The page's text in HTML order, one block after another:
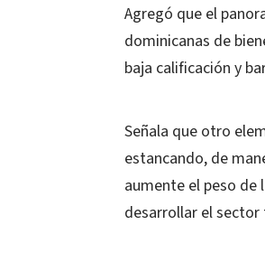
Agregó que el
dominicanas de
baja calificación y
Señala que otro
estancando, de
aumente el peso de
desarrollar el sector